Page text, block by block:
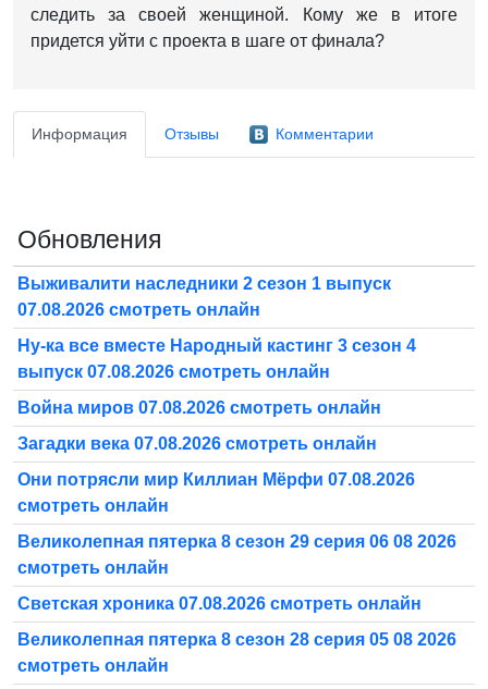
следить за своей женщиной. Кому же в итоге
придется уйти с проекта в шаге от финала?
Информация Отзывы Комментарии
Обновления
Выживалити наследники 2 сезон 1 выпуск
07.08.2026 смотреть онлайн
Ну-ка все вместе Народный кастинг 3 сезон 4
выпуск 07.08.2026 смотреть онлайн
Война миров 07.08.2026 смотреть онлайн
Загадки века 07.08.2026 смотреть онлайн
Они потрясли мир Киллиан Мёрфи 07.08.2026
смотреть онлайн
Великолепная пятерка 8 сезон 29 серия 06 08 2026
смотреть онлайн
Светская хроника 07.08.2026 смотреть онлайн
Великолепная пятерка 8 сезон 28 серия 05 08 2026
смотреть онлайн